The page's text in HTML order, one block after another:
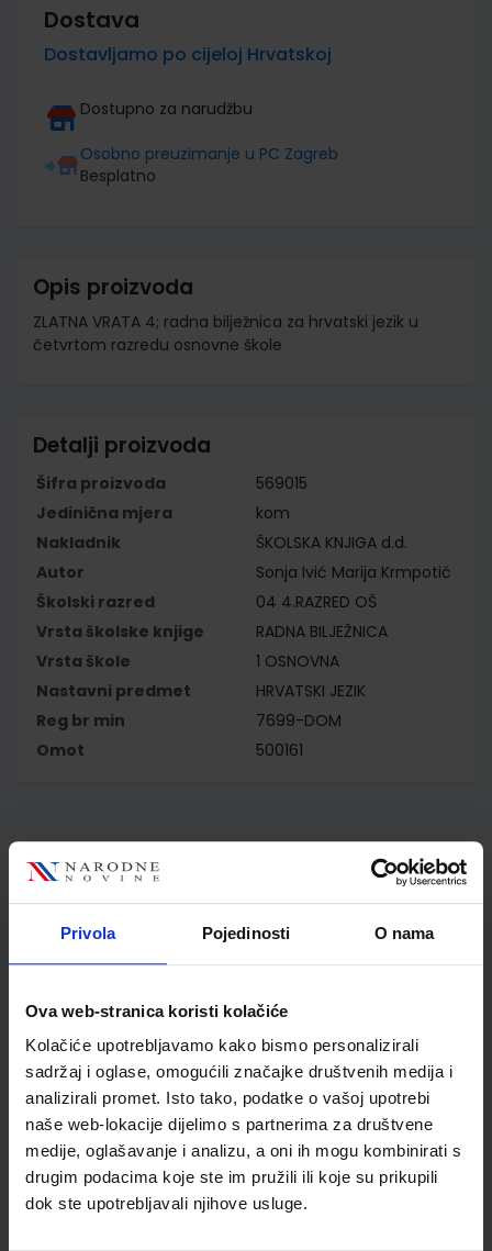
Privola Pojedinosti O nama
Ova web-stranica koristi kolačiće
Kolačiće upotrebljavamo kako bismo personalizirali
sadržaj i oglase, omogućili značajke društvenih medija i
analizirali promet. Isto tako, podatke o vašoj upotrebi
naše web-lokacije dijelimo s partnerima za društvene
medije, oglašavanje i analizu, a oni ih mogu kombinirati s
drugim podacima koje ste im pružili ili koje su prikupili
dok ste upotrebljavali njihove usluge.
Dostava
Dostavljamo po cijeloj Hrvatskoj
Dostupno za narudžbu
Osobno preuzimanje u PC Zagreb
Besplatno
Opis proizvoda
ZLATNA VRATA 4; radna bilježnica za hrvatski jezik u
četvrtom razredu osnovne škole
Detalji proizvoda
Šifra proizvoda
569015
Jedinična mjera
kom
Nakladnik
ŠKOLSKA KNJIGA d.d.
Autor
Sonja Ivić Marija Krmpotić
Školski razred
04 4.RAZRED OŠ
Vrsta školske knjige
RADNA BILJEŽNICA
Vrsta škole
1 OSNOVNA
Nastavni predmet
HRVATSKI JEZIK
Reg br min
7699-DOM
Omot
500161
Kupci najčešće biraju..
Omot PVC za školske
udžbenike; dimenzije
416x277; tip 161